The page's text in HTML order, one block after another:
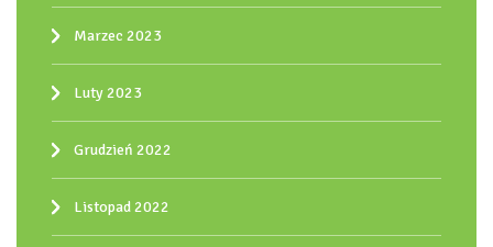
Marzec 2023
Luty 2023
Grudzień 2022
Listopad 2022